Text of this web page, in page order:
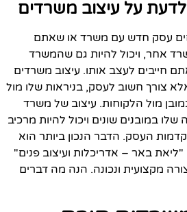
על עיצוב משרדים
עסק חדש עם משרד או שאתם
אחר, ויכול להיות גם שהמשרד
חייבים לעצב אותו. עיצוב משרדים
צורך חשוב לעסק, בניראות שלו מול
מול הלקוחות. עיצוב של משרד
במובנים שונים ויכול להיות מרכיב
העסק. הדבר הנכון ביותר הוא
"ליאת באר – אדריכלות ועיצוב פנים"
מקצועית ונכונה. הנה מה דברים